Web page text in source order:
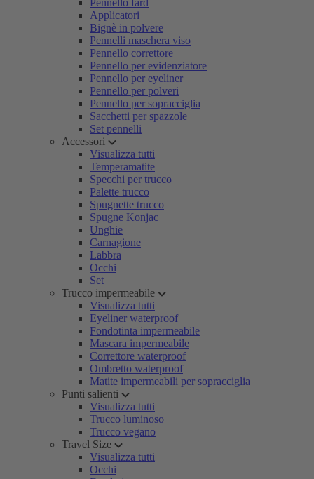
Pennello fard
Applicatori
Bignè in polvere
Pennelli maschera viso
Pennello correttore
Pennello per evidenziatore
Pennello per eyeliner
Pennello per polveri
Pennello per sopracciglia
Sacchetti per spazzole
Set pennelli
Accessori
Visualizza tutti
Temperamatite
Specchi per trucco
Palette trucco
Spugnette trucco
Spugne Konjac
Unghie
Carnagione
Labbra
Occhi
Set
Trucco impermeabile
Visualizza tutti
Eyeliner waterproof
Fondotinta impermeabile
Mascara impermeabile
Correttore waterproof
Ombretto waterproof
Matite impermeabili per sopracciglia
Punti salienti
Visualizza tutti
Trucco luminoso
Trucco vegano
Travel Size
Visualizza tutti
Occhi